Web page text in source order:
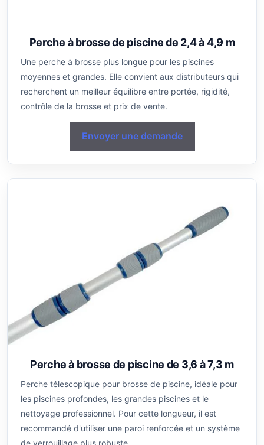
Perche à brosse de piscine de 2,4 à 4,9 m
Une perche à brosse plus longue pour les piscines
moyennes et grandes. Elle convient aux distributeurs qui
recherchent un meilleur équilibre entre portée, rigidité,
contrôle de la brosse et prix de vente.
Envoyer une demande
Perche à brosse de piscine de 3,6 à 7,3 m
Perche télescopique pour brosse de piscine, idéale pour
les piscines profondes, les grandes piscines et le
nettoyage professionnel. Pour cette longueur, il est
recommandé d'utiliser une paroi renforcée et un système
de verrouillage plus robuste.